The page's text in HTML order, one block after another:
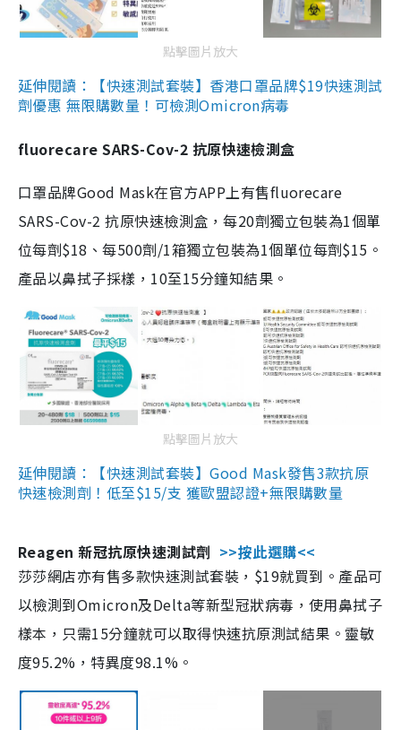
點擊圖片放大
延伸閱讀：【快速測試套裝】香港口罩品牌$19快速測試
劑優惠 無限購數量！可檢測Omicron病毒
fluorecare SARS-Cov-2 抗原快速檢測盒
口罩品牌Good Mask在官方APP上有售fluorecare
SARS-Cov-2 抗原快速檢測盒，每20劑獨立包裝為1個單
位每劑$18、每500劑/1箱獨立包裝為1個單位每劑$15。
產品以鼻拭子採樣，10至15分鐘知結果。
點擊圖片放大
延伸閱讀：【快速測試套裝】Good Mask發售3款抗原
快速檢測劑！低至$15/支 獲歐盟認證+無限購數量
Reagen 新冠抗原快速測試劑 >>按此選購<<
莎莎網店亦有售多款快速測試套裝，$19就買到。產品可
以檢測到Omicron及Delta等新型冠狀病毒，使用鼻拭子
樣本，只需15分鐘就可以取得快速抗原測試結果。靈敏
度95.2%，特異度98.1%。